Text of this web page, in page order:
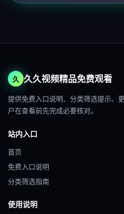
久 久久视频精品免费观看
提供免费入口说明、分类筛选提示、
户在查看前先完成必要核对。
站内入口
首页
免费入口说明
分类筛选指南
使用说明